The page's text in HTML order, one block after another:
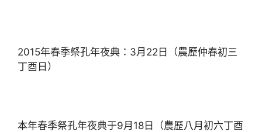
2015年春季祭孔年夜典：3月22日（農歷仲春初三
丁酉日）
本年春季祭孔年夜典于9月18日（農歷八月初六丁酉